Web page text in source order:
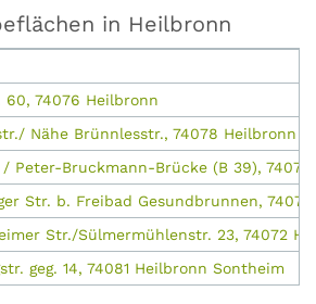
in Heilbronn
60, 74076 Heilbronn
Nähe Brünnlesstr., 74078 Heilbronn
/ Peter-Bruckmann-Brücke (B 39),
Str. b. Freibad Gesundbrunnen,
Str./Sülmermühlenstr. 23, 74072
geg. 14, 74081 Heilbronn Sontheim